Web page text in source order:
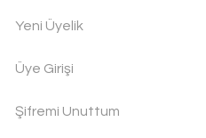
Yeni Üyelik
Üye Girişi
Şifremi Unuttum